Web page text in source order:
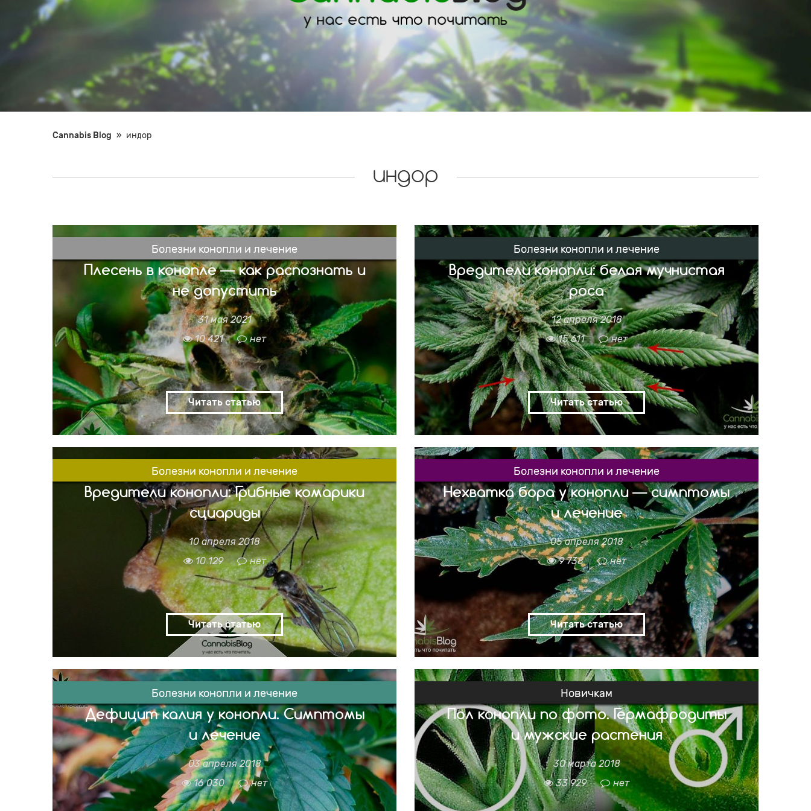
Cannabis Blog » индор
индор
Плесень в конопле — как распознать и
не допустить
Конопля хранится очень долго, если принять надлежащие меры.
Одной из самых больших проблем при хранении каннабиса
является плесень. Она может убить растущий каннабис, а также
повредить подсушенной и вылеченной конопле. Это превратит её
в небезопасный для употребления продукт и одновременно
испортит аромат и вкус. Нужно всегда быть начеку! Можно
обойтись малыми потерями, если вовремя обнаружить, […]
31 мая 2021
10 421
нет
Читать статью
Болезни конопли и лечение
Вредители конопли: белая мучнистая
роса
На листве образовались белые точки? В некоторых местах листья
будто присыпаны мукой, формирующей круглые кучки? Скорее
всего, это белая мучнистая роса (в дальнейшем БМС). Как
правило, грибок легко устраняется, не оставляя необратимых
последствий, но если не начать лечение вовремя, БМС способна
даже уничтожить ваш урожай! Эта зараза размножается с такой
лёгкостью, что растения иногда болеют […]
12 апреля 2018
15 611
нет
Читать статью
Болезни конопли и лечение
Вредители конопли: Грибные комарики
сциариды
Сциариды или грибные комарики — это мошкара размером с 2 мм,
которая снуёт вокруг куста и у корней, откладывая личинки в
верхний слой почвы. Взрослые насекомые являются
переносчиками серьезных заболеваний конопли, а их личинки
представляют большую угрозу для корневой системы растений.
Если ваши кусты атаковали сциариды — незамедлительно
решайте эту проблему! Как это сделать — […]
10 апреля 2018
10 129
нет
Читать статью
Болезни конопли и лечение
Нехватка бора у конопли — симптомы
и лечение
Нехватка бора у конопли — сравнительно редкое явление. Эта
проблема обычно возникает только при недоливе или в сухом
воздухе и сопровождается другими проблемами с уровнем
минералов или кислотностью грунта, которые проявляют себя на
листве конопли. Симптомы дефицита бора у каннабиса Дефицит
бора у каннабиса проявляется коричневыми или жёлтыми
пятнами на листве. Начинается пожелтение с самых […]
05 апреля 2018
9 738
нет
Читать статью
Болезни конопли и лечение
Дефицит калия у конопли. Симптомы
и лечение
Симптомы недостатка калия у конопли В большинстве случаев
симптомы недостатка калия у конопли проявляются на старых
листьях, но бывает так, что первые признаки возникают и на
верхушке растения. Листья, страдающие от нехватки калия, по
03 апреля 2018
16 030
нет
Болезни конопли и лечение
Пол конопли по фото. Гермафродиты
и мужские растения
Как определить пол каннабиса? Вегетация Определить пол
каннабиса можно, когда он приближается к цветению. До стадии
предцвета (оформления половых органов конопли) невозможно
определить половую принадлежность конопли. Первые признаки
30 марта 2018
33 929
нет
Новичкам